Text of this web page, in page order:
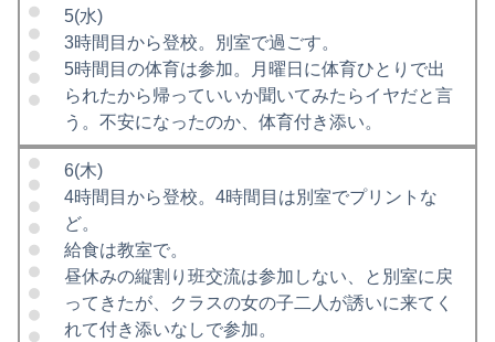
5(水)
3時間目から登校。別室で過ごす。
5時間目の体育は参加。月曜日に体育ひとりで出
られたから帰っていいか聞いてみたらイヤだと言
う。不安になったのか、体育付き添い。
6(木)
4時間目から登校。4時間目は別室でプリントな
ど。
給食は教室で。
昼休みの縦割り班交流は参加しない、と別室に戻
ってきたが、クラスの女の子二人が誘いに来てく
れて付き添いなしで参加。